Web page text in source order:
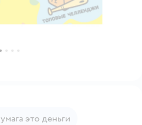
Бумага это деньги